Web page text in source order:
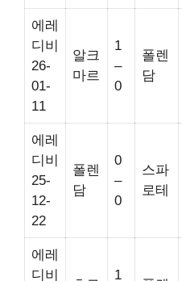
에레
디비
26-
01-
11
알크
마르
1
–
0
폴렌
담
에레
디비
25-
12-
22
폴렌
담
0
–
0
스파
로테
에레
디비
1